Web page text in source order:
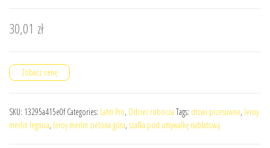
30,01 zł
Zobacz cenę
SKU: 13295a415e0f Categories: Lahti Pro, Odzież robocza Tags: drzwi przesuwne, leroy
merlin legnica, leroy merlin zielona góra, szafka pod umywalkę nablatową